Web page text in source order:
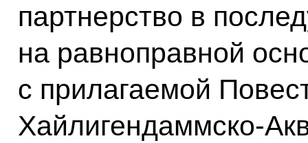
партнерство в
на равноправной
с прилагаемой
Хайлигендаммско-